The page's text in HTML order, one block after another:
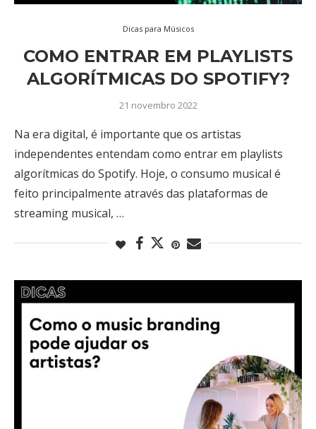
Dicas para Músicos
COMO ENTRAR EM PLAYLISTS
ALGORÍTMICAS DO SPOTIFY?
21 novembro 2022
Na era digital, é importante que os artistas
independentes entendam como entrar em playlists
algorítmicas do Spotify. Hoje, o consumo musical é
feito principalmente através das plataformas de
streaming musical, …